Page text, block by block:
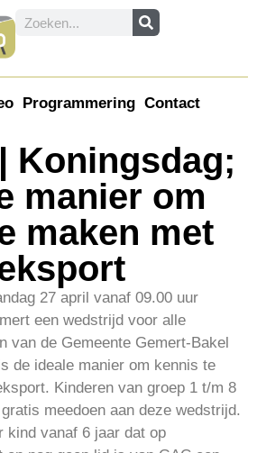
Programmering Contact
Koningsdag;
manier om
maken met
27 april vanaf 09.00 uur
een wedstrijd voor alle
van de Gemeente Gemert-Bakel
de ideale manier om kennis te
Kinderen van groep 1 t/m 8
meedoen aan deze wedstrijd.
kind vanaf 6 jaar dat op